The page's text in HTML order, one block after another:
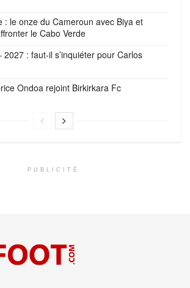
: le onze du Cameroun avec Biya et
le Cabo Verde
2027 : faut-il s’inquiéter pour Carlos
Ondoa rejoint Birkirkara Fc
PUBLICITÉ